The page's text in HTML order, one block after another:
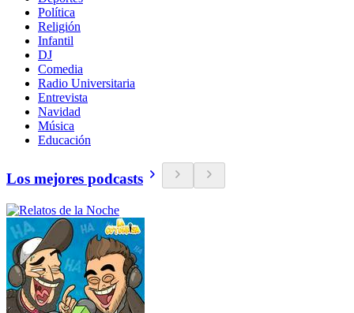
Política
Religión
Infantil
DJ
Comedia
Radio Universitaria
Entrevista
Navidad
Música
Educación
Los mejores podcasts